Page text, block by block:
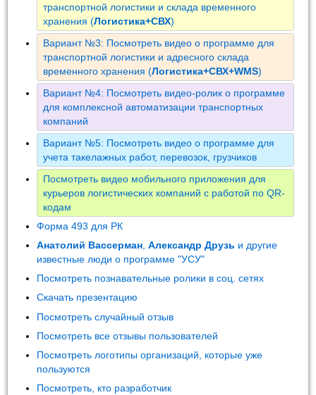
транспортной логистики и склада временного
хранения (Логистика+СВХ)
Вариант №3: Посмотреть видео о программе для
транспортной логистики и адресного склада
временного хранения (Логистика+СВХ+WMS)
Вариант №4: Посмотреть видео-ролик о программе
для комплексной автоматизации транспортных
компаний
Вариант №5: Посмотреть видео о программе для
учета такелажных работ, перевозок, грузчиков
Посмотреть видео мобильного приложения для
курьеров логистических компаний с работой по QR-
кодам
Форма 493 для РК
Анатолий Вассерман ,Александр Друзь и другие
известные люди о программе "УСУ"
Посмотреть познавательные ролики в соц. сетях
Скачать презентацию
Посмотреть случайный отзыв
Посмотреть все отзывы пользователей
Посмотреть логотипы организаций, которые уже
пользуются
Посмотреть, кто разработчик